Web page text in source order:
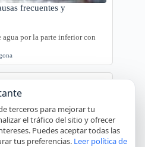
frecuentes y
agua por la parte inferior con
terceros para mejorar tu
el tráfico del sitio y ofrecer
Puedes aceptar todas las
tus preferencias. Leer política de